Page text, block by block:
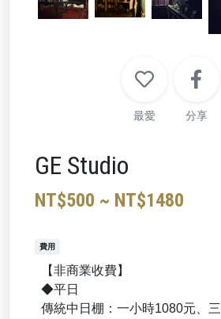
最愛 分享
GE Studio
NT$500 ~ NT$1480
費用
【非商業收費】
◆平日
傳統中日棚：一小時1080元、